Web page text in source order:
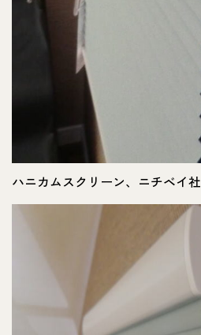
ハニカムスクリーン、ニチベイ社